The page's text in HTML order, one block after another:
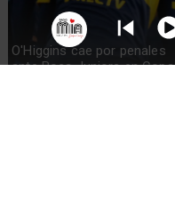
O'Higgins cae por penales
ante Boca Juniors en Copa